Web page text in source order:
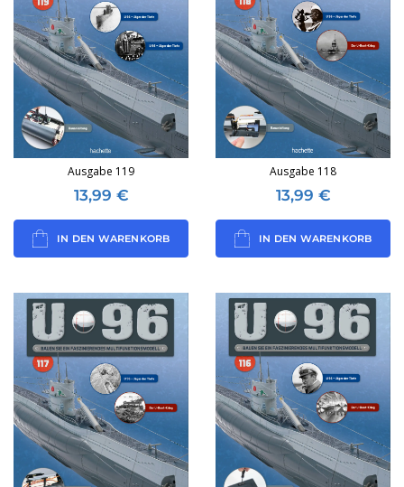
Ausgabe 119
13,99 €
IN DEN WARENKORB
Ausgabe 118
13,99 €
IN DEN WARENKORB